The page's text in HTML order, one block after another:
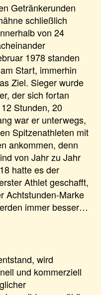
Getränkerunden
schließlich
von 24
1978 standen
Start, immerhin
Ziel. Sieger wurde
der sich fortan
Stunden, 20
war er unterwegs,
Spitzenathleten mit
ankommen, denn
von Jahr zu Jahr
hatte es der
Athlet geschafft,
Achtstunden-Marke
immer besser…
wird
und kommerziell